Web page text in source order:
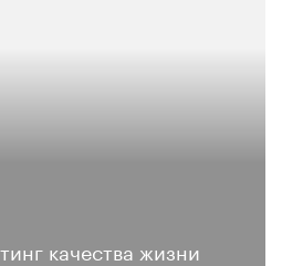
качества жизни